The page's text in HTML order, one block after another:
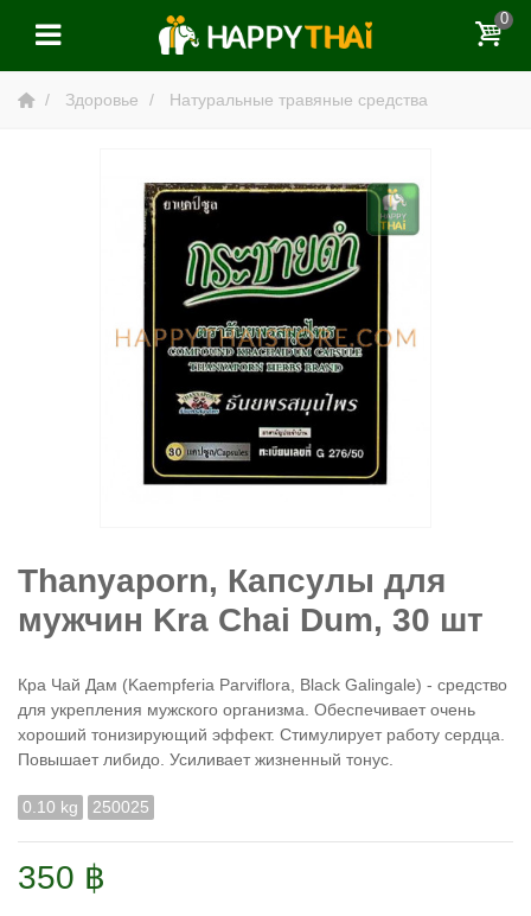
0
Здоровье Натуральные травяные средства
Thanyaporn, Капсулы для
мужчин Kra Chai Dum, 30 шт
Кра Чай Дам (Kaempferia Parviflora, Black Galingale) - средство
для укрепления мужского организма. Обеспечивает очень
хороший тонизирующий эффект. Стимулирует работу сердца.
Повышает либидо. Усиливает жизненный тонус.
0.10 kg 250025
350 ฿